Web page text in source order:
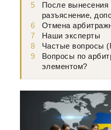
5
После вынесения
разъяснение,
6
Отмена
7
Наши эксперты
8
Частые вопросы
9
Вопросы по
элементом?